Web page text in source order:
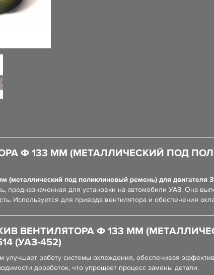
Ф 133 ММ (МЕТАЛЛИЧЕСКИЙ ПОД
(металлический под поликлиновый ремень) для двигателя
предназначенная для установки на автомобили УАЗ. Она
Используется для привода вентилятора и обеспечения
ВЕНТИЛЯТОРА Ф 133 ММ
(УАЗ-452)
улучшает работу системы охлаждения, обеспечивая
доработок, что упрощает процесс замены детали.